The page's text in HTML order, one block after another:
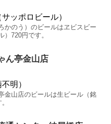
ッポロビール）
かのう）のビールはヱビスビー
）720円です。
ん亭金山店
明）
金山店のビールは生ビール（銘